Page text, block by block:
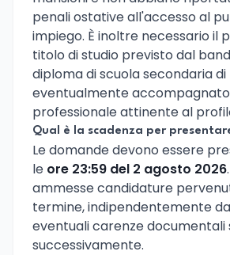
penali ostative all'accesso al
impiego. È inoltre necessario il
titolo di studio previsto dal
diploma di scuola secondaria
eventualmente
professionale attinente al
Qual è la scadenza per
Le domande devono essere
le ore 23:59 del 2 agosto 2026
ammesse candidature
termine, indipendentemente
eventuali carenze documentali
successivamente.